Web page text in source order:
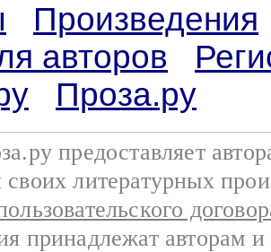
Произведения
авторов
Проза.ру
предоставляет
литературных
принадлежат авторам